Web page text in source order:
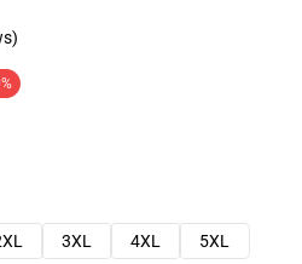
3XL 4XL
5XL